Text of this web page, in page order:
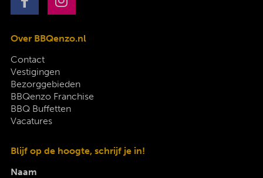
Over BBQenzo.nl
Contact
Vestigingen
Bezorggebieden
BBQenzo Franchise
BBQ Buffetten
Vacatures
Blijf op de hoogte, schrijf je in!
Naam